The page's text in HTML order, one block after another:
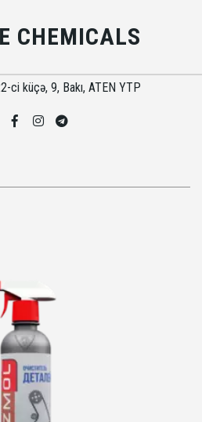
CHEMICALS
ci küçə, 9, Bakı, ATEN YTP